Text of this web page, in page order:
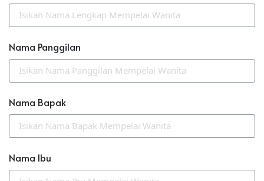
Nama Panggilan
Nama Bapak
Nama Ibu